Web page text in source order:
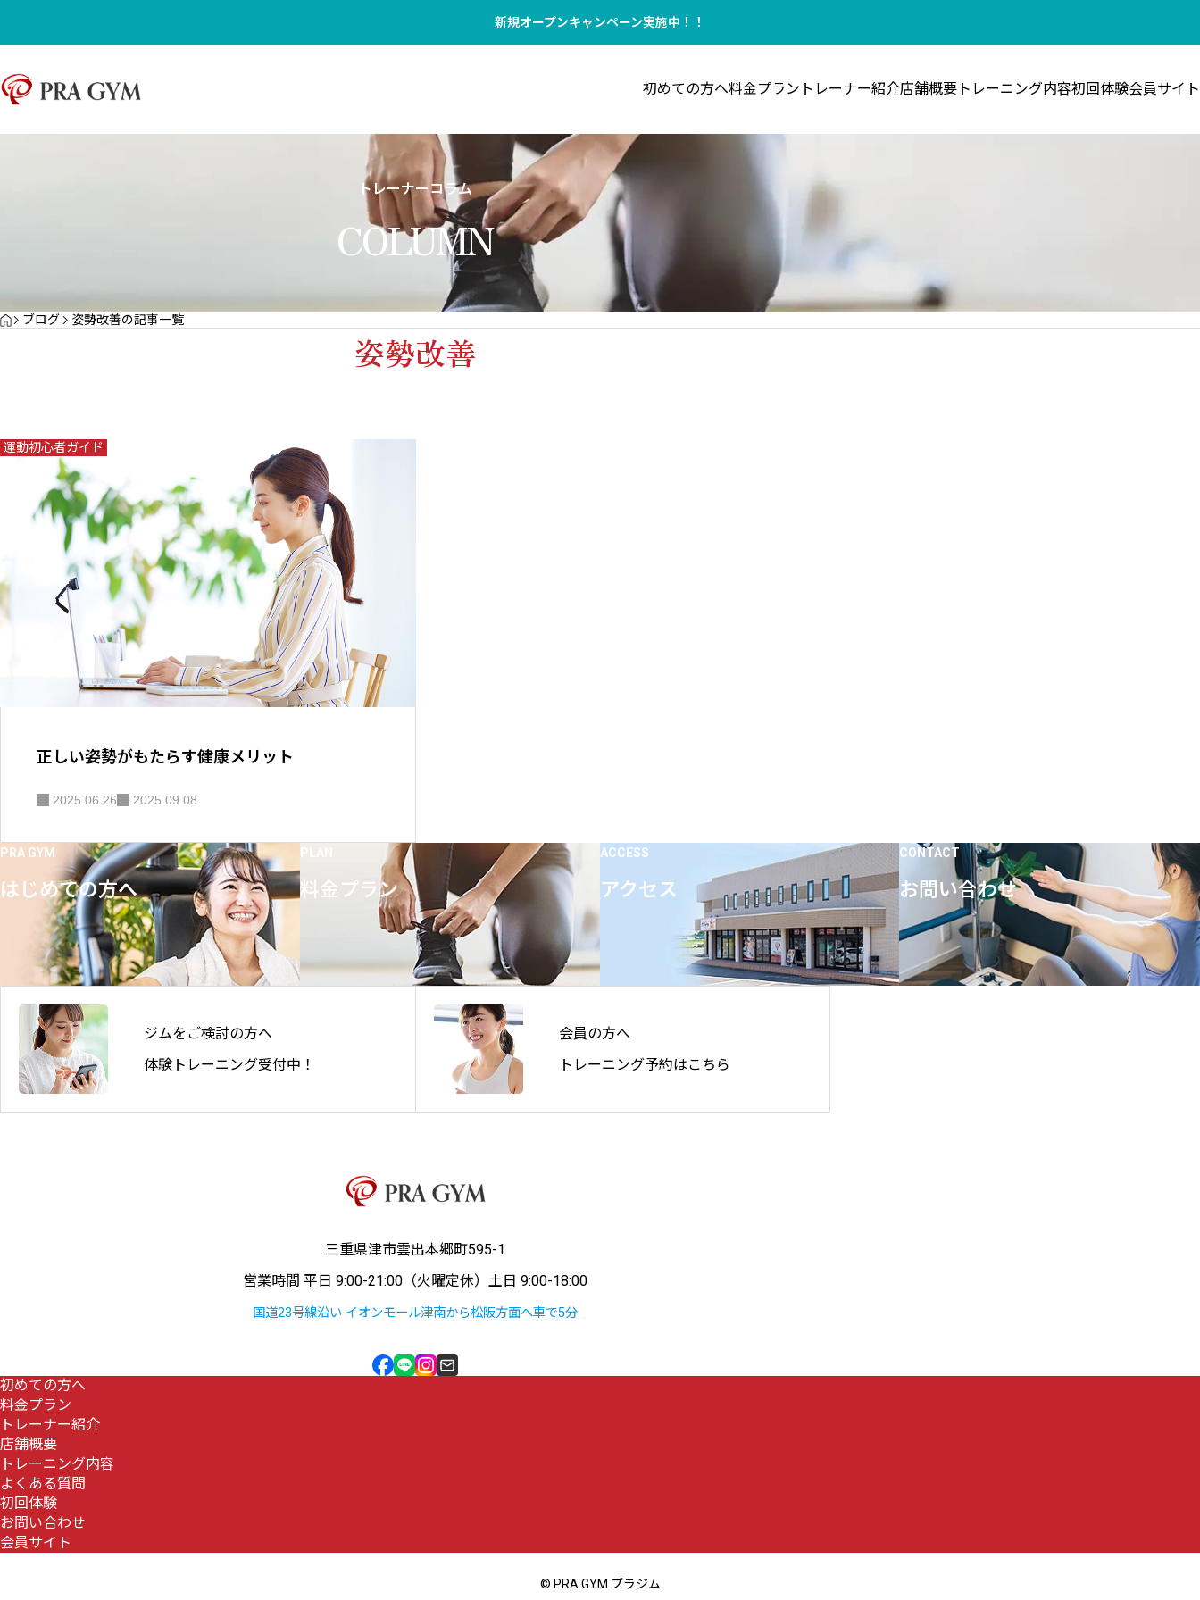
新規オープンキャンペーン実施中！！
初めての方へ料金プラン トレーナー紹介店舗概要 トレーニング内容初回体験会員サイト
転倒予防に効く！バランス感覚トレーニング
運動初心者ガイド
正しい姿勢がもたらす健康メリット
セルフケア その他
【専門家が解説】健康のために必要な「1週間
YOGA PILATES
トレーナーコラム
COLUMN
HOME
ブログ 姿勢改善の記事一覧
姿勢改善
運動初心者ガイド
正しい姿勢がもたらす健康メリット
2025.06.26 2025.09.08
PRA GYM
はじめての方へ
PLAN
料金プラン
ACCESS
アクセス
CONTACT
お問い合わせ
ジムをご検討の方へ
体験トレーニング受付中！
会員の方へ
トレーニング予約はこちら
三重県津市雲出本郷町595-1
営業時間 平日 9:00-21:00（火曜定休）土日 9:00-18:00
国道23号線沿い イオンモール津南から松阪方面へ車で5分
初めての方へ
料金プラン
トレーナー紹介
店舗概要
トレーニング内容
よくある質問
初回体験
お問い合わせ
会員サイト
© PRA GYM プラジム